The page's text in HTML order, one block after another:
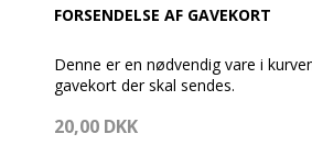
FORSENDELSE AF GAVEKORT
Denne er en nødvendig vare i
gavekort der skal sendes.
20,00 DKK